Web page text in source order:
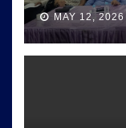
MAY 12, 2026